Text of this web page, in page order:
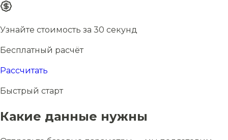
Узнайте стоимость за 30 секунд
Бесплатный расчёт
Рассчитать
Быстрый старт
Какие данные нужны